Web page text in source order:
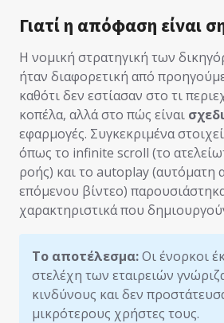
Γιατί η απόφαση είναι
Η νομική στρατηγική των
ήταν διαφορετική από
καθότι δεν εστίασαν στο τι
κοπέλα, αλλά στο πώς είναι
εφαρμογές. Συγκεκριμένα
όπως το infinite scroll (το
ροής) και το autoplay (αυτόματη
επόμενου βίντεο)
χαρακτηριστικά που
Το αποτέλεσμα:Οι ένορκοι
στελέχη των εταιρειών
κινδύνους και δεν
μικρότερους χρήστες τους.